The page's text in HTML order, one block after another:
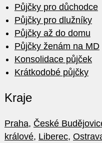
Půjčky pro důchodce
Půjčky pro dlužníky
Půjčky až do domu
Půjčky ženám na MD
Konsolidace půjček
Krátkodobé půjčky
Kraje
Praha, České
králové, Liberec,